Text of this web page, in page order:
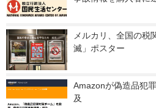
メルカリ、全国の税
滅」ポスター
Amazonが偽造品犯
及